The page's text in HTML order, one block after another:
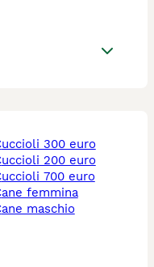
cuccioli 300 euro
cuccioli 200 euro
cuccioli 700 euro
cane femmina
cane maschio